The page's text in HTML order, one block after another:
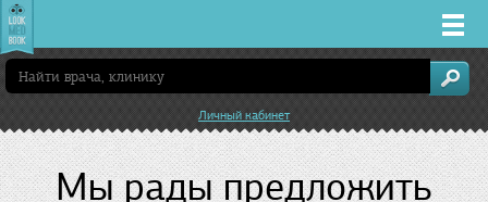
Врачи
Клиники
Заболевания
Личный кабинет
Мы рады предложить